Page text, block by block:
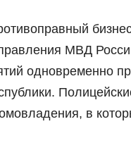
МВД
одновременно
в